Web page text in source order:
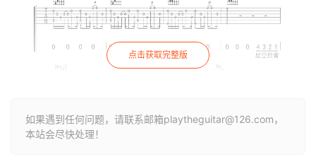
点击获取完整版
如果遇到任何问题，请联系邮箱playtheguitar@126.com，
本站会尽快处理！